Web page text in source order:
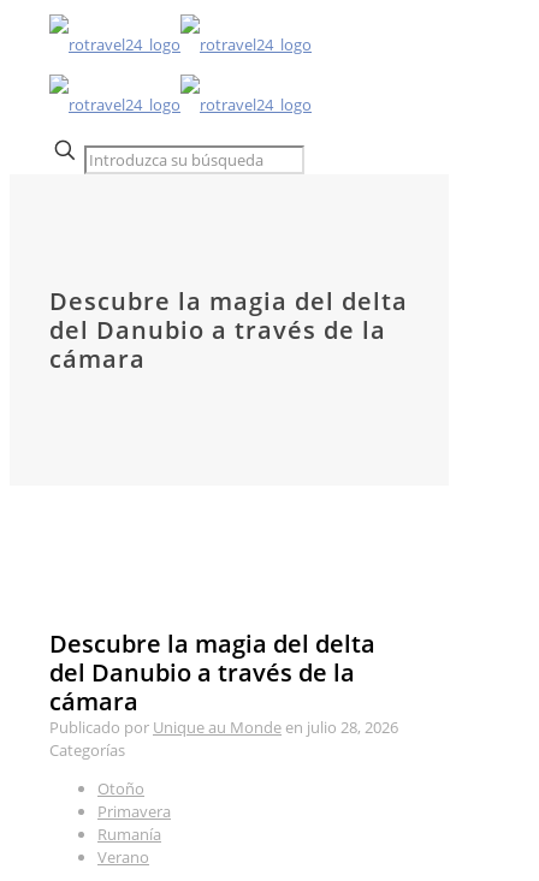
Descubre la magia del delta
del Danubio a través de la
cámara
Descubre la magia del delta
del Danubio a través de la
cámara
Publicado por Unique au Monde en julio 28, 2026
Categorías
Otoño
Primavera
Rumanía
Verano